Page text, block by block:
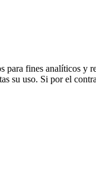
fines analíticos y
su uso. Si por el